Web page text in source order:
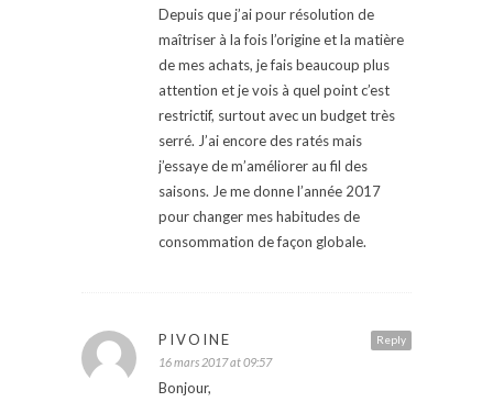
Depuis que j’ai pour résolution de
maîtriser à la fois l’origine et la matière
de mes achats, je fais beaucoup plus
attention et je vois à quel point c’est
restrictif, surtout avec un budget très
serré. J’ai encore des ratés mais
j’essaye de m’améliorer au fil des
saisons. Je me donne l’année 2017
pour changer mes habitudes de
consommation de façon globale.
Reply
PIVOINE
16 mars 2017 at 09:57
Bonjour,